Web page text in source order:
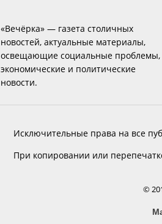
«Вечёрка» — газета столичных
новостей, актуальные материалы,
освещающие социальные проблемы,
экономические и политические
новости.
Исключительные права на все
При копировании или
©